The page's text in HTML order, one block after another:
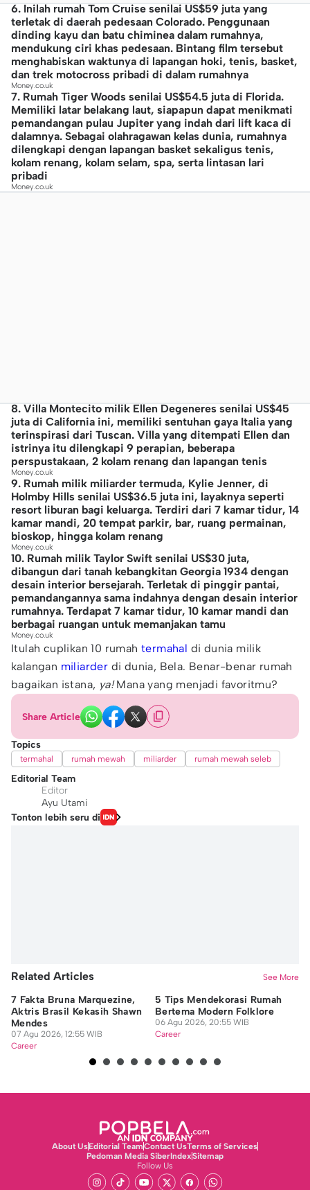
6. Inilah rumah Tom Cruise senilai US$59 juta yang
terletak di daerah pedesaan Colorado. Penggunaan
dinding kayu dan batu chiminea dalam rumahnya,
mendukung ciri khas pedesaan. Bintang film tersebut
menghabiskan waktunya di lapangan hoki, tenis, basket,
dan trek motocross pribadi di dalam rumahnya
Money.co.uk
7. Rumah Tiger Woods senilai US$54.5 juta di Florida.
Memiliki latar belakang laut, siapapun dapat menikmati
pemandangan pulau Jupiter yang indah dari lift kaca di
dalamnya. Sebagai olahragawan kelas dunia, rumahnya
dilengkapi dengan lapangan basket sekaligus tenis,
kolam renang, kolam selam, spa, serta lintasan lari
pribadi
Money.co.uk
8. Villa Montecito milik Ellen Degeneres senilai US$45
juta di California ini, memiliki sentuhan gaya Italia yang
terinspirasi dari Tuscan. Villa yang ditempati Ellen dan
istrinya itu dilengkapi 9 perapian, beberapa
perspustakaan, 2 kolam renang dan lapangan tenis
Money.co.uk
9. Rumah milik miliarder termuda, Kylie Jenner, di
Holmby Hills senilai US$36.5 juta ini, layaknya seperti
resort liburan bagi keluarga. Terdiri dari 7 kamar tidur, 14
kamar mandi, 20 tempat parkir, bar, ruang permainan,
bioskop, hingga kolam renang
Money.co.uk
10. Rumah milik Taylor Swift senilai US$30 juta,
dibangun dari tanah kebangkitan Georgia 1934 dengan
desain interior bersejarah. Terletak di pinggir pantai,
pemandangannya sama indahnya dengan desain interior
rumahnya. Terdapat 7 kamar tidur, 10 kamar mandi dan
berbagai ruangan untuk memanjakan tamu
Money.co.uk
Itulah cuplikan 10 rumah termahal di dunia milik
kalangan miliarder di dunia, Bela. Benar-benar rumah
bagaikan istana, ya!Mana yang menjadi favoritmu?
Share Article
Topics
termahal rumah mewah miliarder rumah mewah seleb
Editorial Team
Editor
Ayu Utami
Tonton lebih seru di
Related Articles See More
7 Fakta Bruna Marquezine,
Aktris Brasil Kekasih Shawn
Mendes
07 Agu 2026, 12:55 WIB
Career
5 Tips Mendekorasi Rumah
Bertema Modern Folklore
06 Agu 2026, 20:55 WIB
Career
About UsEditorial TeamContact UsTerms of Services
Pedoman Media SiberIndexSitemap
Follow Us